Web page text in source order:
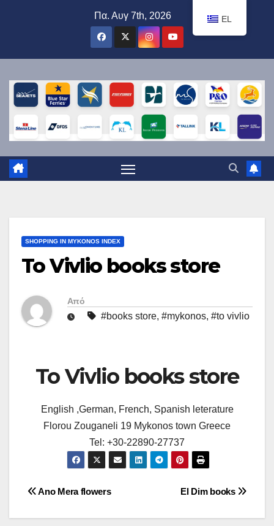
Πα. Αυγ 7th, 2026
SHOPPING IN MYKONOS INDEX
To Vivlio books store
Από
#books store, #mykonos, #to vivlio
To Vivlio books store
English ,German, French, Spanish leterature
Florou Zouganeli 19 Mykonos town Greece
Tel: +30-22890-27737
Πλοήγηση
άρθρων
El Dim books
Ano Mera flowers
EL